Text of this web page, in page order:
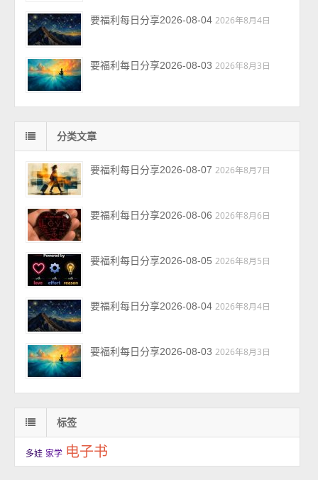
要福利每日分享2026-08-04 2026年8月4日
要福利每日分享2026-08-03 2026年8月3日
分类文章
要福利每日分享2026-08-07 2026年8月7日
要福利每日分享2026-08-06 2026年8月6日
要福利每日分享2026-08-05 2026年8月5日
要福利每日分享2026-08-04 2026年8月4日
要福利每日分享2026-08-03 2026年8月3日
标签
多娃 家学 电子书